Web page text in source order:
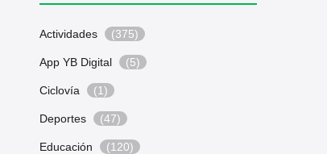
Actividades (375)
App YB Digital (5)
Ciclovía (1)
Deportes (47)
Educación (120)